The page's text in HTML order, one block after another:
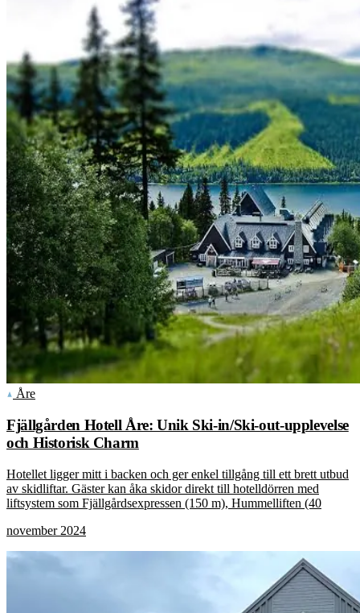
Åre
Fjällgården Hotell Åre: Unik Ski-in/Ski-out-upplevelse
och Historisk Charm
Hotellet ligger mitt i backen och ger enkel tillgång till ett brett utbud
av skidliftar. Gäster kan åka skidor direkt till hotelldörren med
liftsystem som Fjällgårdsexpressen (150 m), Hummelliften (40
november 2024